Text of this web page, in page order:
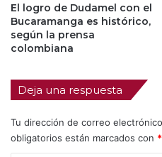
El logro de Dudamel con el
Bucaramanga es histórico,
según la prensa
colombiana
Deja una respuesta
Tu dirección de correo
obligatorios están marcados con *